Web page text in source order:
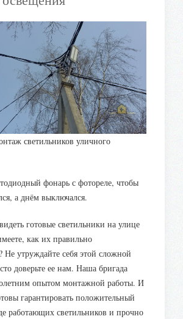
светильников уличного
фонарь с фотореле, чтобы
а днём выключался.
готовые светильники на улице
как их правильно
Не утруждайте себя этой сложной
доверьте ее нам. Наша бригада
опытом монтажной работы. И
гарантировать положительный
работающих светильников и прочно